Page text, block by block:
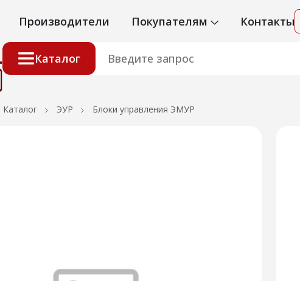
Производители Покупателям Контакты
Каталог
Каталог ЭУР Блоки управления ЭМУР